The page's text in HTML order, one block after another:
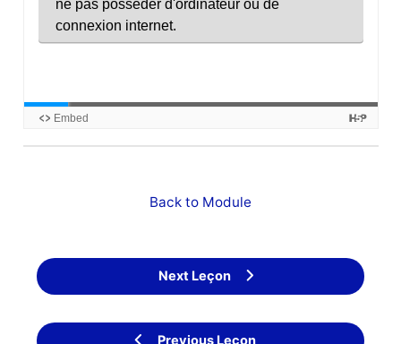
Previous Leçon
Back to Module
Next Leçon